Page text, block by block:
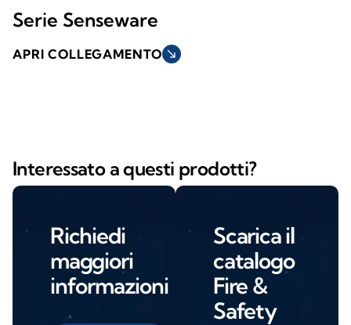
Serie Senseware
APRI COLLEGAMENTO south_east
Interessato a questi prodotti?
Richiedi
maggiori
informazioni
Scarica il
catalogo
Fire &
Safety